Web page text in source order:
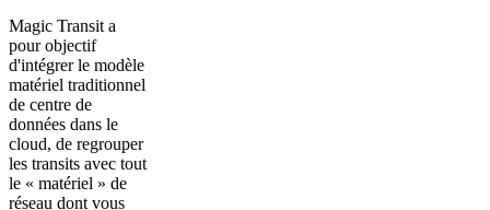
Magic Transit a
pour objectif
d'intégrer le modèle
matériel traditionnel
de centre de
données dans le
cloud, de regrouper
les transits avec tout
le « matériel » de
réseau dont vous